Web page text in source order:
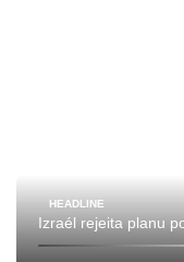
HEADLINE
Izraél rejeita planu